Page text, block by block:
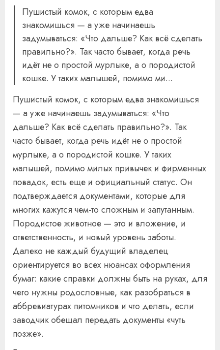
Пушистый комок, с которым едва
знакомишься — а уже начинаешь
задумываться: «Что дальше? Как всё сделать
правильно?». Так часто бывает, когда речь
идёт не о простой мурлыке, а о породистой
кошке. У таких малышей, помимо ми...
Пушистый комок, с которым едва знакомишься
— а уже начинаешь задумываться: «Что
дальше? Как всё сделать правильно?». Так
часто бывает, когда речь идёт не о простой
мурлыке, а о породистой кошке. У таких
малышей, помимо милых привычек и фирменных
повадок, есть еще и официальный статус. Он
подтверждается документами, которые для
многих кажутся чем-то сложным и запутанным.
Породистое животное — это и вложение, и
ответственность, и новый уровень заботы.
Далеко не каждый будущий владелец
ориентируется во всех нюансах оформления
бумаг: какие справки должны быть на руках, для
чего нужны родословные, как разобраться в
аббревиатурах питомников и что делать, если
заводчик обещал передать документы «чуть
позже».